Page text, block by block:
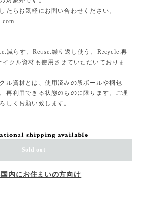
たらお気軽にお問い合わせください。
減らす、Reuse:繰り返し使う、Recycle:再
クル資材も使用させていただいておりま
ル資材とは、使用済みの段ボールや梱包
再利用できる状態のものに限ります。ご理
しくお願い致します。
shipping available
Sold out
国内にお住まいの方向け